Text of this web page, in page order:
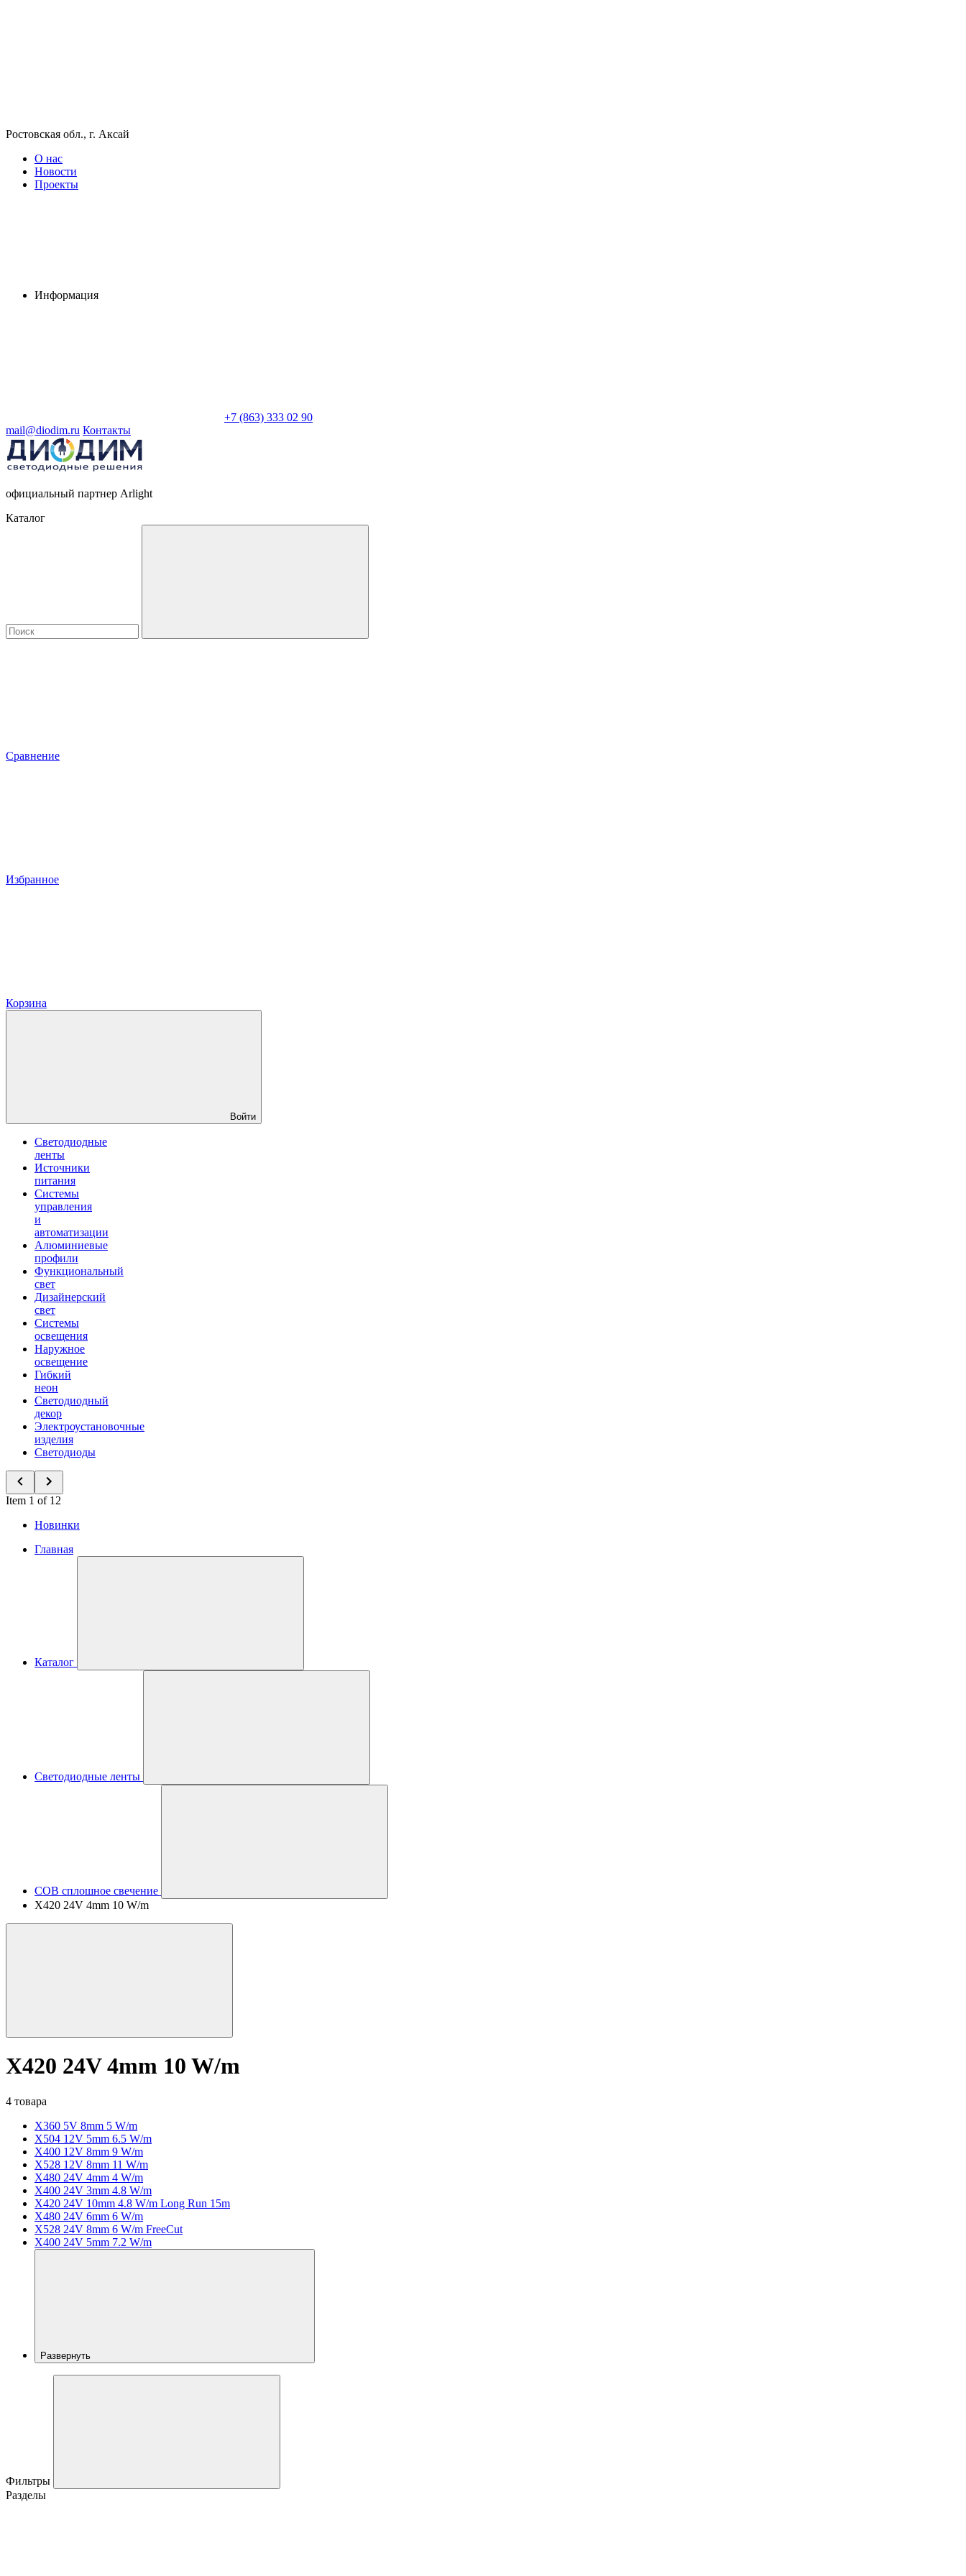
Ростовская обл., г. Аксай
О нас
Новости
Проекты
Информация
+7 (863) 333 02 90
mail@diodim.ru Контакты
официальный партнер Arlight
Каталог
Сравнение
Избранное
Корзина
Войти
Светодиодные
ленты
Источники
питания
Системы
управления
и
автоматизации
Алюминиевые
профили
Функциональный
свет
Дизайнерский
свет
Системы
освещения
Наружное
освещение
Гибкий
неон
Светодиодный
декор
Электроустановочные
изделия
Светодиоды
Item 1 of 12
Новинки
Главная
Каталог
Светодиодные ленты
COB сплошное свечение
X420 24V 4mm 10 W/m
X420 24V 4mm 10 W/m
4 товара
X360 5V 8mm 5 W/m
X504 12V 5mm 6.5 W/m
X400 12V 8mm 9 W/m
X528 12V 8mm 11 W/m
X480 24V 4mm 4 W/m
X400 24V 3mm 4.8 W/m
X420 24V 10mm 4.8 W/m Long Run 15m
X480 24V 6mm 6 W/m
X528 24V 8mm 6 W/m FreeCut
X400 24V 5mm 7.2 W/m
Развернуть
Фильтры
Разделы